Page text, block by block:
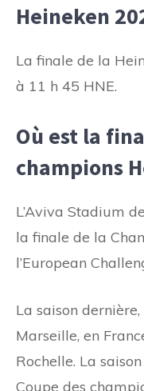
Heineken
La finale de la
à 11 h 45 HNE.
Où est la
champions
L’Aviva Stadium
la finale de la
l’European
La saison dernière,
Marseille, en
Rochelle. La
Coupe des